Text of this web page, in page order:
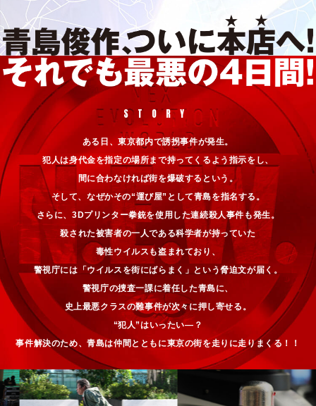
STORY
ある日、東京都内で誘拐事件が発生。
犯人は身代金を指定の場所まで持ってくるよう指示をし、
間に合わなければ街を爆破するという。
そして、なぜかその“運び屋”として青島を指名する。
さらに、3Dプリンター拳銃を使用した連続殺人事件も発生。
殺された被害者の一人である科学者が持っていた
毒性ウイルスも盗まれており、
警視庁には「ウイルスを街にばらまく」という脅迫文が届く。
警視庁の捜査一課に着任した青島に、
史上最悪クラスの難事件が次々に押し寄せる。
“犯人”はいったい―？
事件解決のため、青島は仲間とともに東京の街を走りに走りまくる！！